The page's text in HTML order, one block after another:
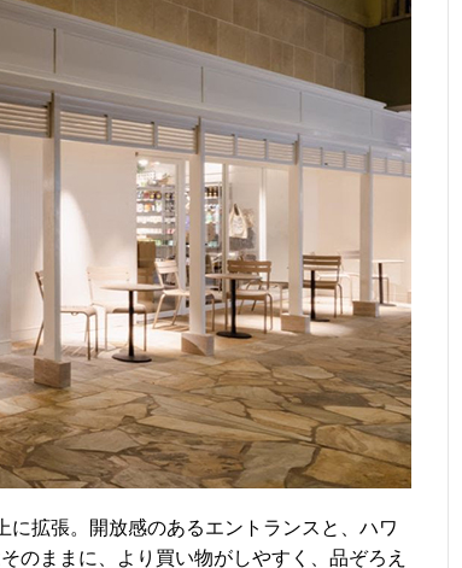
拡張。開放感のあるエントランスと、ハワ
のままに、より買い物がしやすく、品ぞろえ